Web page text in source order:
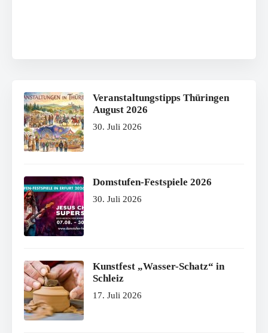
Veranstaltungstipps Thüringen
August 2026
30. Juli 2026
Domstufen-Festspiele 2026
30. Juli 2026
Kunstfest „Wasser-Schatz“ in
Schleiz
17. Juli 2026